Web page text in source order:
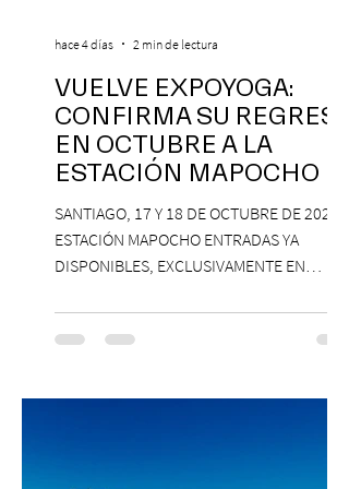
VUELVE EXPOYOGA:
CONFIRMA SU REGRESO
EN OCTUBRE A LA
ESTACIÓN MAPOCHO
SANTIAGO, 17 Y 18 DE OCTUBRE DE 2026,
ESTACIÓN MAPOCHO ENTRADAS YA
DISPONIBLES, EXCLUSIVAMENTE EN
con una edición renovada que reunirá
yoga, bienestar y vida consciente, con la
Antonella Orsini, Yoga Woman y más
hace 4 días 2 min de lectura